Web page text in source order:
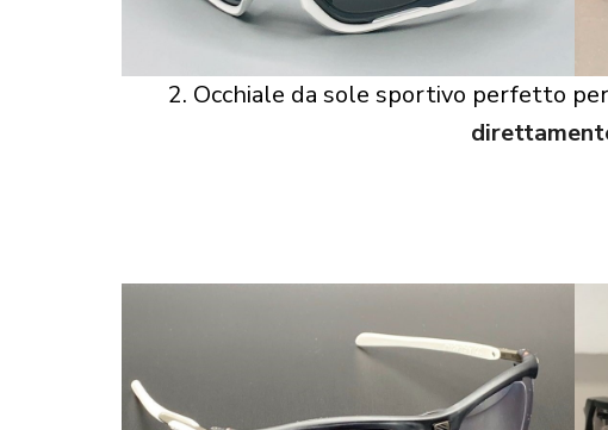
2. Occhiale da sole sportivo perfetto